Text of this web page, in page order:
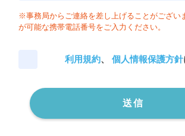
※事務局からご連絡を差し上げることがござい
が可能な携帯電話番号をご入力ください。
利用規約、 個人情報保護方針
送信